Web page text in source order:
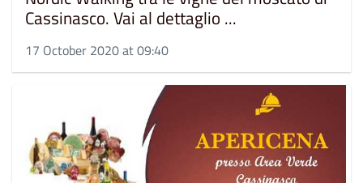
Cassinasco. Vai al dettaglio ...
17 October 2020 at 09:40